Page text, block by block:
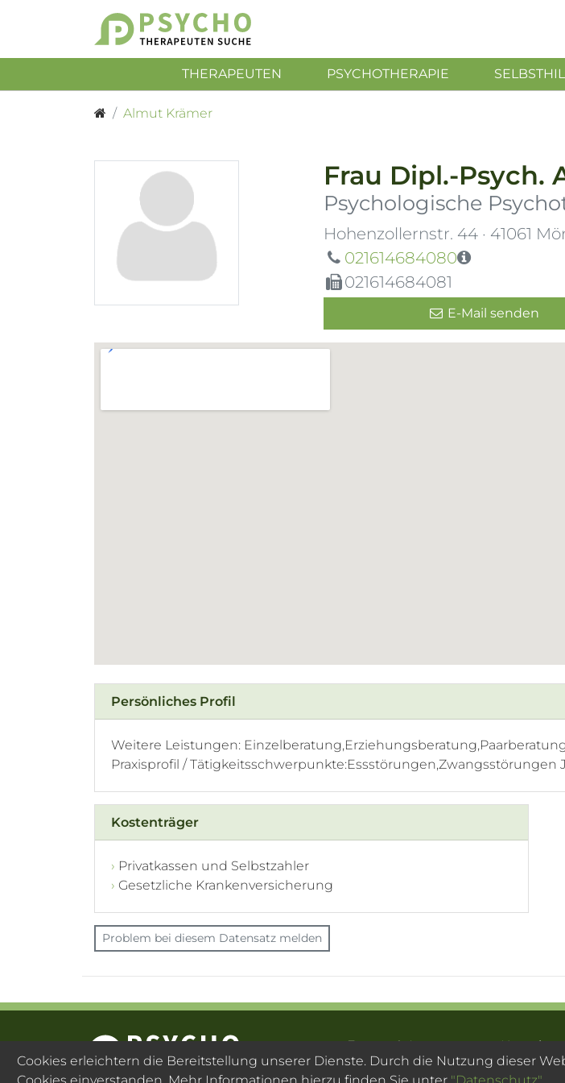
THERAPEUTEN PSYCHOTHERAPIE
Almut Krämer
Frau Dipl.-Psych.
Psychologische
Hohenzollernstr. 44 · 41061
021614684080
021614684081
E-Mail senden
Persönliches Profil
Weitere Leistungen:
Praxisprofil /
Kostenträger
Privatkassen und Selbstzahler
Gesetzliche Krankenversicherung
Problem bei diesem Datensatz melden
Fragen & Antworten Kontakt
© 2003 - 2026
Cookies erleichtern die Bereitstellung unserer Dienste. Durch die Nutzung dieser